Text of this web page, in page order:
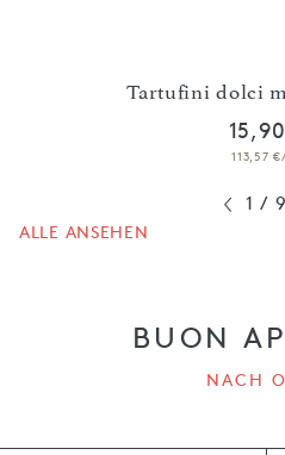
Tartufini dolci
113,57
1 / 9
ALLE ANSEHEN
BUON
NACH